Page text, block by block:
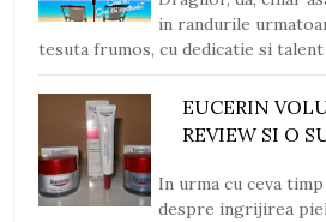
in randurile
tesuta frumos, cu dedicatie si talent
EUCERIN
REVIEW SI O
In urma cu ceva
despre ingrijirea